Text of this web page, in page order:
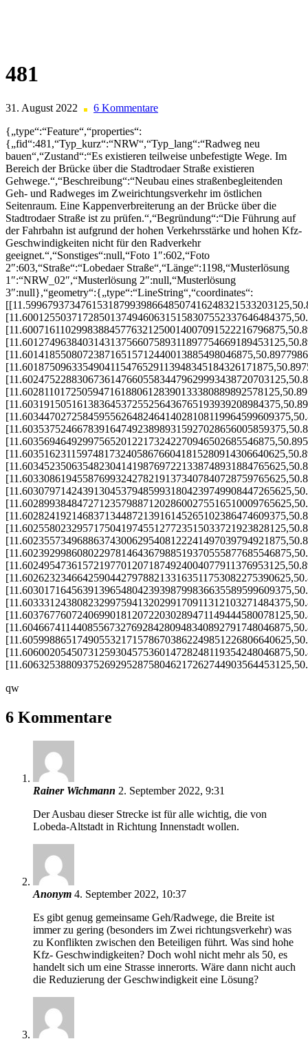
481
31. August 2022
6 Kommentare
{„type“:“Feature“,“properties“:
{„fid“:481,“Typ_kurz“:“NRW“,“Typ_lang“:“Radweg neu
bauen“,“Zustand“:“Es existieren teilweise unbefestigte Wege. Im
Bereich der Brücke über die Stadtrodaer Straße existieren
Gehwege.“,“Beschreibung“:“Neubau eines straßenbegleitenden
Geh- und Radweges im Zweirichtungsverkehr im östlichen
Seitenraum. Eine Kappenverbreiterung an der Brücke über die
Stadtrodaer Straße ist zu prüfen.“,“Begründung“:“Die Führung auf
der Fahrbahn ist aufgrund der hohen Verkehrsstärke und hohen Kfz-
Geschwindigkeiten nicht für den Radverkehr
geeignet.“,“Sonstiges“:null,“Foto 1″:602,“Foto
2″:603,“Straße“:“Lobedaer Straße“,“Länge“:1198,“Musterlösung
1″:“NRW_02″,“Musterlösung 2″:null,“Musterlösung
3″:null},“geometry“:{„type“:“LineString“,“coordinates“:
qw
6 Kommentare
Rainer Wichmann 2. September 2022, 9:31
Der Ausbau dieser Strecke ist für alle wichtig, die von
Lobeda-Altstadt in Richtung Innenstadt wollen.
Anonym 4. September 2022, 10:37
Es gibt genug gemeinsame Geh/Radwege, die Breite ist
immer zu gering (besonders im Zwei richtungsverkehr) was
zu Konflikten zwischen den Beteiligen führt. Was sind hohe
Kfz- Geschwindigkeiten? Doch wohl nicht mehr als 50, es
handelt sich um eine Strasse innerorts. Wäre dann nicht auch
die Reduzierung der Geschwindigkeit eine Lösung?